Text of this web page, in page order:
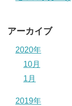
アーカイブ
2020年
10月
1月
2019年